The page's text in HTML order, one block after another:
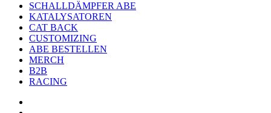
SCHALLDÄMPFER ABE
KATALYSATOREN
CAT BACK
CUSTOMIZING
ABE BESTELLEN
MERCH
B2B
RACING